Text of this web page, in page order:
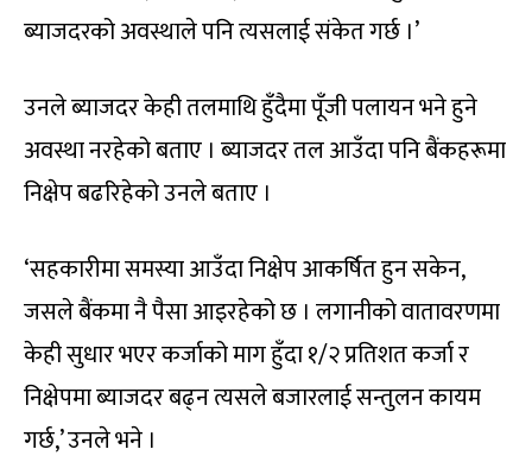
ब्याजदरको अवस्थाले पनि त्यसलाई संकेत गर्छ ।’
उनले ब्याजदर केही तलमाथि हुँदैमा पूँजी पलायन भने हुने
अवस्था नरहेको बताए । ब्याजदर तल आउँदा पनि बैंकहरूमा
निक्षेप बढरिहेको उनले बताए ।
‘सहकारीमा समस्या आउँदा निक्षेप आकर्षित हुन सकेन,
जसले बैंकमा नै पैसा आइरहेको छ । लगानीको वातावरणमा
केही सुधार भएर कर्जाको माग हुँदा १/२ प्रतिशत कर्जा र
निक्षेपमा ब्याजदर बढ्न त्यसले बजारलाई सन्तुलन कायम
गर्छ,’ उनले भने ।